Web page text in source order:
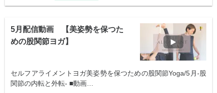
5月配信動画 【美姿勢を保つた
めの股関節ヨガ】
セルフアライメントヨガ美姿勢を保つための股関節Yoga/5月-股
関節の内転と外転- ■動画…